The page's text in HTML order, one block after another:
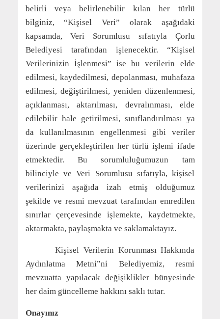
belirli veya belirlenebilir kılan her türlü
bilginiz, “Kişisel Veri” olarak aşağıdaki
kapsamda, Veri Sorumlusu sıfatıyla Çorlu
Belediyesi tarafından işlenecektir. “Kişisel
Verilerinizin İşlenmesi” ise bu verilerin elde
edilmesi, kaydedilmesi, depolanması, muhafaza
edilmesi, değiştirilmesi, yeniden düzenlenmesi,
açıklanması, aktarılması, devralınması, elde
edilebilir hale getirilmesi, sınıflandırılması ya
da kullanılmasının engellenmesi gibi veriler
üzerinde gerçekleştirilen her türlü işlemi ifade
etmektedir. Bu sorumluluğumuzun tam
bilinciyle ve Veri Sorumlusu sıfatıyla, kişisel
verilerinizi aşağıda izah etmiş olduğumuz
şekilde ve resmi mevzuat tarafından emredilen
sınırlar çerçevesinde işlemekte, kaydetmekte,
aktarmakta, paylaşmakta ve saklamaktayız.
Kişisel Verilerin Korunması Hakkında
Aydınlatma Metni”ni Belediyemiz, resmi
mevzuatta yapılacak değişiklikler bünyesinde
her daim güncelleme hakkını saklı tutar.
Onayınız